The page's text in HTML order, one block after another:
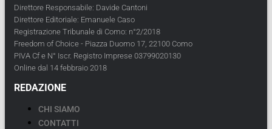
Direttore Responsabile: Davide Cantoni
Direttore Editoriale: Emanuele Caso
Registrazione Tribunale di Como: n°2/2018
Freedom of Choice - Piazza Duomo 17, 22100 Como
PIVA Cf e N° Iscr. Registro Imprese 03799020130
Online dal 14 febbraio 2018
REDAZIONE
CHI SIAMO
CONTATTI